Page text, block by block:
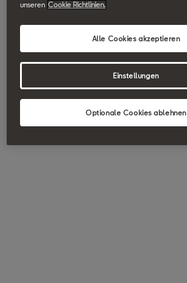
unseren Cookie Richtlinien.
Optionale Cookies ablehnen
Alle Cookies akzeptieren
Einstellungen